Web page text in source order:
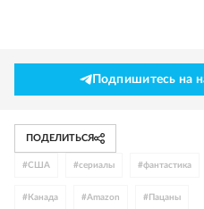
Подпишитесь на
ПОДЕЛИТЬСЯ
#США #сериалы #фантастика
# Канада #Amazon # Пацаны